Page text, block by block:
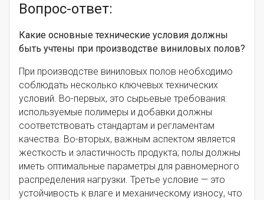
Вопрос-ответ:
Какие основные технические условия должны
быть учтены при производстве виниловых полов?
При производстве виниловых полов необходимо
соблюдать несколько ключевых технических
условий. Во-первых, это сырьевые требования:
используемые полимеры и добавки должны
соответствовать стандартам и регламентам
качества. Во-вторых, важным аспектом является
жесткость и эластичность продукта; полы должны
иметь оптимальные параметры для равномерного
распределения нагрузки. Третье условие — это
устойчивость к влаге и механическому износу, что